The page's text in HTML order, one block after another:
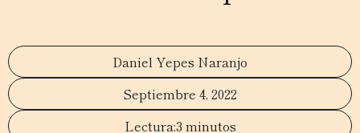
Daniel Yepes Naranjo
Septiembre 4, 2022
3 minutos